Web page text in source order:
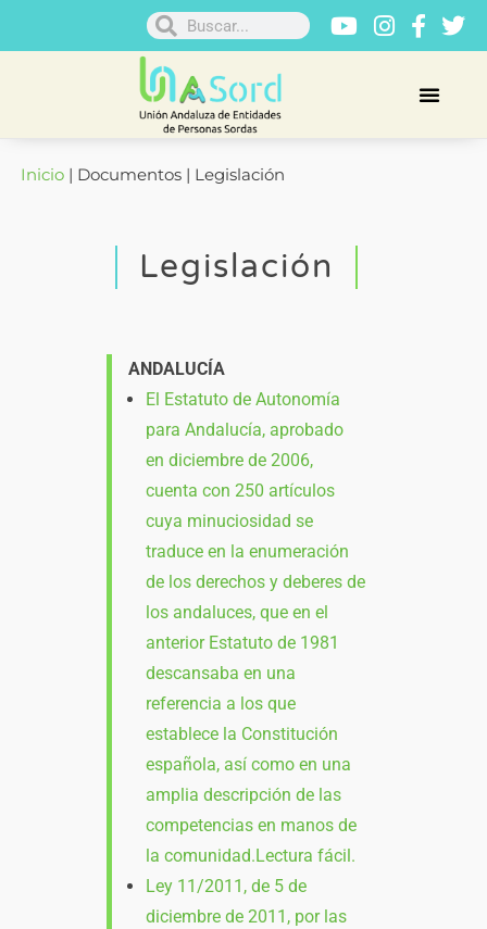
Inicio| Documentos | Legislación
Legislación
ANDALUCÍA
El Estatuto de Autonomía
para Andalucía, aprobado
en diciembre de 2006,
cuenta con 250 artículos
cuya minuciosidad se
traduce en la enumeración
de los derechos y deberes de
los andaluces, que en el
anterior Estatuto de 1981
descansaba en una
referencia a los que
establece la Constitución
española, así como en una
amplia descripción de las
competencias en manos de
la comunidad.Lectura fácil.
Ley 11/2011, de 5 de
diciembre de 2011, por las